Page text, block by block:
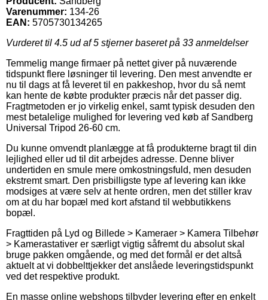
Varenummer: 134-26
EAN: 5705730134265
Vurderet til 4.5 ud af 5 stjerner baseret på 33 anmeldelser
Temmelig mange firmaer på nettet giver på nuværende
tidspunkt flere løsninger til levering. Den mest anvendte er
nu til dags at få leveret til en pakkeshop, hvor du så nemt
kan hente de købte produkter præcis når det passer dig.
Fragtmetoden er jo virkelig enkel, samt typisk desuden den
mest betalelige mulighed for levering ved køb af Sandberg
Universal Tripod 26-60 cm.
Du kunne omvendt planlægge at få produkterne bragt til din
lejlighed eller ud til dit arbejdes adresse. Denne bliver
undertiden en smule mere omkostningsfuld, men desuden
ekstremt smart. Den prisbilligste type af levering kan ikke
modsiges at være selv at hente ordren, men det stiller krav
om at du har bopæl med kort afstand til webbutikkens
bopæl.
Fragttiden på Lyd og Billede > Kameraer > Kamera Tilbehør
> Kamerastativer er særligt vigtig såfremt du absolut skal
bruge pakken omgående, og med det formål er det altså
aktuelt at vi dobbelttjekker det anslåede leveringstidspunkt
ved det respektive produkt.
En masse online webshops tilbyder levering efter en enkelt